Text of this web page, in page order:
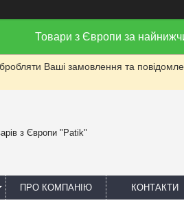
Товари з Європи за
Ваші замовлення та
з Європи "Patik"
ПРО КОМПАНІЮ КОНТАКТИ